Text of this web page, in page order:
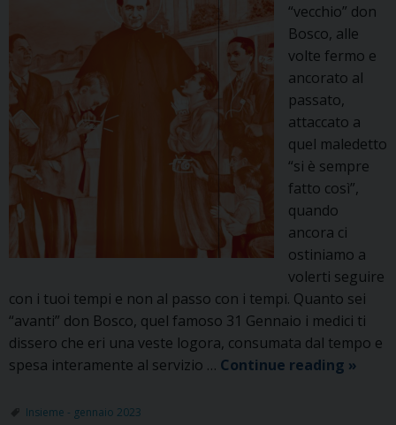
“vecchio” don
Bosco, alle
volte fermo e
ancorato al
passato,
attaccato a
quel maledetto
“si è sempre
fatto così”,
quando
ancora ci
ostiniamo a
volerti seguire
con i tuoi tempi e non al passo con i tempi. Quanto sei
“avanti” don Bosco, quel famoso 31 Gennaio i medici ti
dissero che eri una veste logora, consumata dal tempo e
spesa interamente al servizio … Continue reading Don
»
Insieme - gennaio 2023